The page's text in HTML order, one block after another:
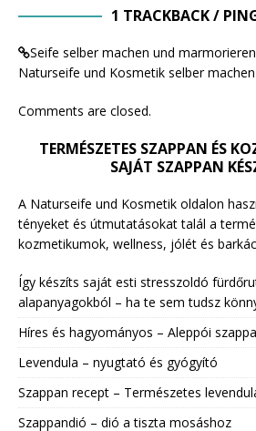
1 TRACKBACK /
Seife selber machen und
Naturseife und Kosmetik selber machen
Comments are closed.
TERMÉSZETES SZAPPAN ÉS
SAJÁT SZAPPAN
A Naturseife und Kosmetik oldalon
tényeket és útmutatásokat talál a
kozmetikumok, wellness, jólét és
Így készíts saját esti stresszoldó
alapanyagokból – ha te sem tudsz
Híres és hagyományos – Aleppói
Levendula – nyugtató és gyógyító
Szappan recept – Természetes
Szappandió – dió a tiszta mosáshoz